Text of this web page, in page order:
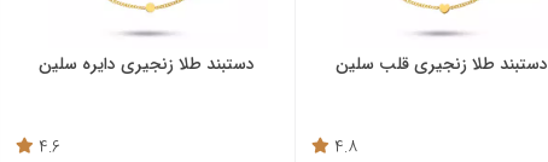
دستبند طلا زنجیری قلب سلین
4.8
دستبند طلا زنجیری دایره سلین
4.6